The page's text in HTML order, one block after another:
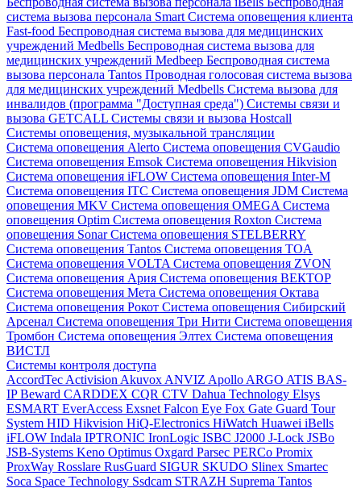
система вызова персонала Smart Система оповещения клиента
Fast-food Беспроводная система вызова для медицинских
учреждений Medbells Беспроводная система вызова для
медицинских учреждений Medbeep Беспроводная система
вызова персонала Tantos Проводная голосовая система вызова
для медицинских учреждений Medbells Система вызова для
инвалидов (программа "Доступная среда") Системы связи и
вызова GETCALL Системы связи и вызова Hostcall
Системы оповещения, музыкальной трансляции
Система оповещения Alerto Система оповещения CVGaudio
Система оповещения Emsok Система оповещения Hikvision
Система оповещения iFLOW Система оповещения Inter-M
Система оповещения ITC Система оповещения JDM Система
оповещения MKV Система оповещения OMEGA Система
оповещения Optim Система оповещения Roxton Система
оповещения SonarСистема оповещения STELBERRY
Система оповещения Tantos Система оповещения TOA
Система оповещения VOLTA Система оповещения ZVON
Система оповещения Ария Система оповещения ВЕКТОР
Система оповещения Мета Система оповещения Октава
Система оповещения Рокот Система оповещения Сибирский
Арсенал Система оповещения Три Нити Система оповещения
Тромбон Система оповещения Элтех Система оповещения
ВИСТЛ
Системы контроля доступа
AccordTec Activision Akuvox ANVIZ Apollo ARGO ATIS BAS-
IPBeward CARDDEX CQR CTV Dahua Technology Elsys
ESMART EverAccess Exsnet Falcon Eye Fox Gate Guard Tour
System HID Hikvision HiQ-Electronics HiWatch Huawei iBells
iFLOW Indala IPTRONIC IronLogic ISBC J2000 J-Lock JSBo
JSB-Systems Keno Optimus Oxgard Parsec PERCo Promix
ProxWay Rosslare RusGuard SIGUR SKUDO Slinex Smartec
Soca Space Technology Ssdcam STRAZH Suprema Tantos